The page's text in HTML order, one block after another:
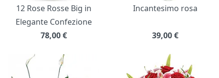
12 Rose Rosse Big in
Elegante Confezione
78,00€
Incantesimo rosa
39,00€